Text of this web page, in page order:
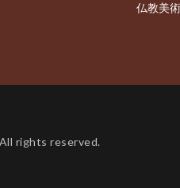
仏教美
rights reserved.